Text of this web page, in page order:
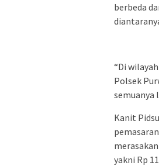
berbeda
“Di
Polsek
semuanya
Kanit
yakni Rp